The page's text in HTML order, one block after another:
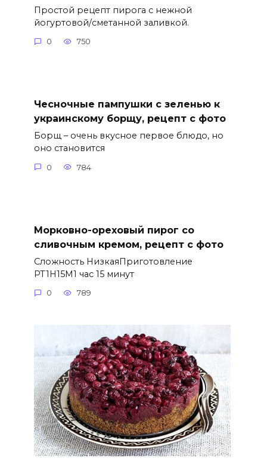
Простой рецепт пирога с нежной
йогуртовой/сметанной заливкой.
0 750
Чесночные пампушки с зеленью к
украинскому борщу, рецепт с фото
Борщ – очень вкусное первое блюдо, но
оно становится
0 784
Морковно-ореховый пирог со
сливочным кремом, рецепт с фото
Сложность НизкаяПриготовление
PT1H15M1 час 15 минут
0 789